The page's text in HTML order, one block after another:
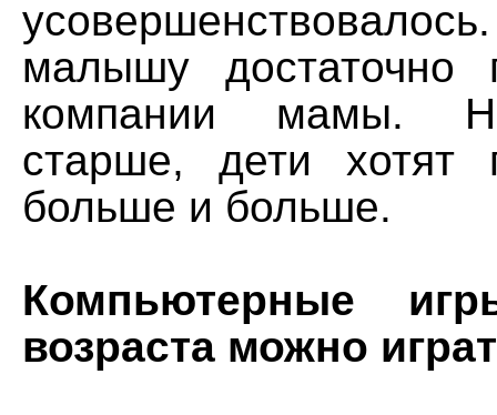
малышу достаточно
компании мамы.
старше, дети хотят
больше и больше.
Компьютерные
возраста можно